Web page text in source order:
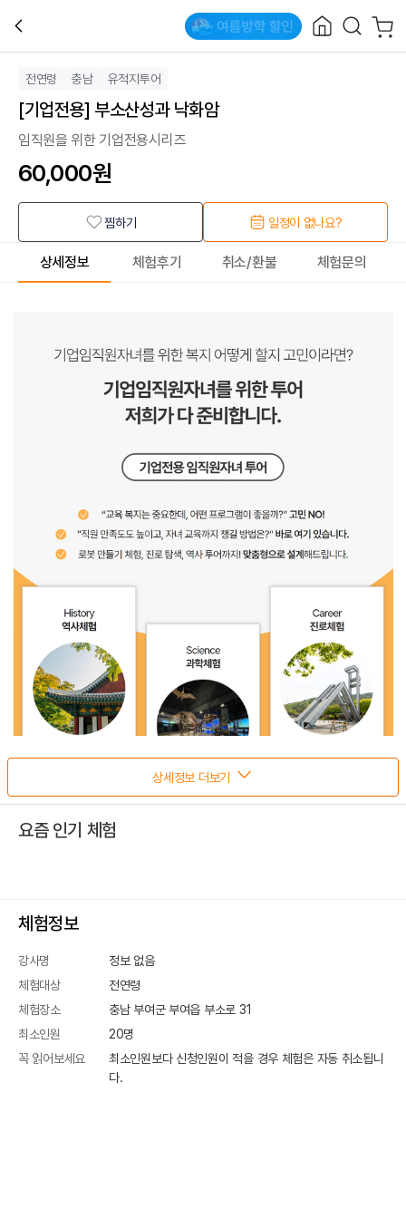
전연령 충남 유적지투어
[기업전용] 부소산성과 낙화암
임직원을 위한 기업전용시리즈
60,000원
찜하기 일정이 없나요?
상세정보 체험후기 취소/환불 체험문의
상세정보 더보기
요즘 인기 체험
체험정보
강사명
정보 없음
체험대상
전연령
체험장소
충남 부여군 부여읍 부소로 31
최소인원
20명
꼭 읽어보세요
최소인원보다 신청인원이 적을 경우 체험은 자동 취소됩니
다.